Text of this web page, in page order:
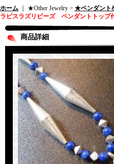
ホーム ｜ ★Other Jewelry > ★ペンダント
ラピスラズリビーズ ペンダントトップ
商品詳細